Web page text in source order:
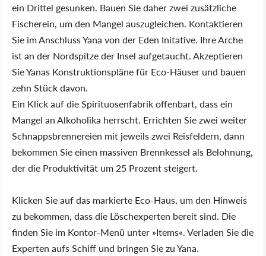
ein Drittel gesunken. Bauen Sie daher zwei zusätzliche
Fischerein, um den Mangel auszugleichen. Kontaktieren
Sie im Anschluss Yana von der Eden Initative. Ihre Arche
ist an der Nordspitze der Insel aufgetaucht. Akzeptieren
Sie Yanas Konstruktionspläne für Eco-Häuser und bauen
zehn Stück davon.
Ein Klick auf die Spirituosenfabrik offenbart, dass ein
Mangel an Alkoholika herrscht. Errichten Sie zwei weiter
Schnappsbrennereien mit jeweils zwei Reisfeldern, dann
bekommen Sie einen massiven Brennkessel als Belohnung,
der die Produktivität um 25 Prozent steigert.
Klicken Sie auf das markierte Eco-Haus, um den Hinweis
zu bekommen, dass die Löschexperten bereit sind. Die
finden Sie im Kontor-Menü unter »Items«. Verladen Sie die
Experten aufs Schiff und bringen Sie zu Yana.